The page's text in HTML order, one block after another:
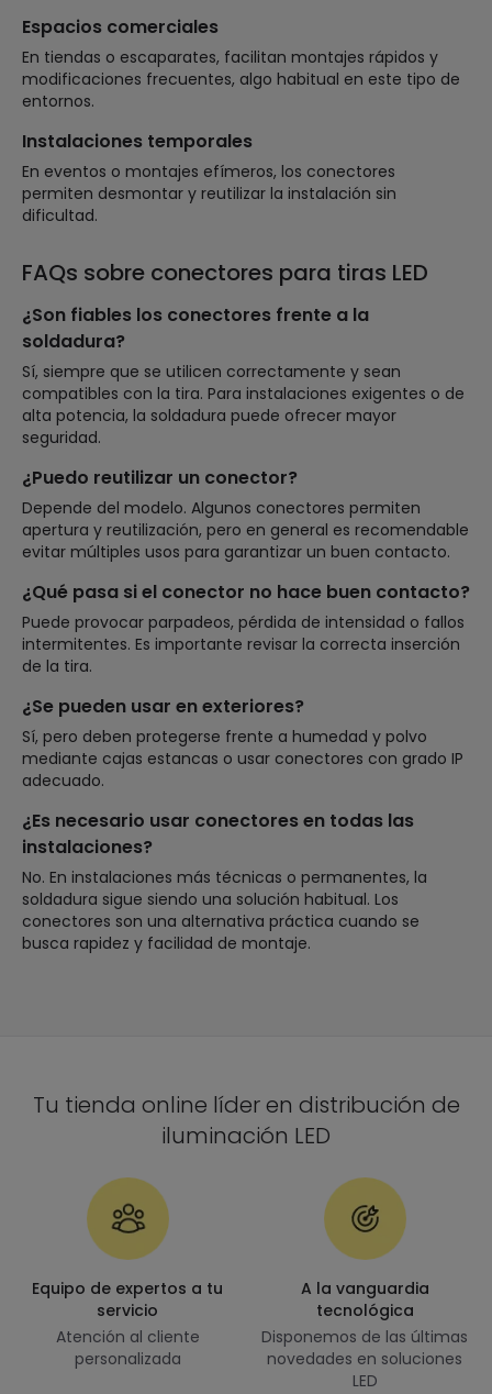
Espacios comerciales
En tiendas o escaparates, facilitan montajes rápidos y
modificaciones frecuentes, algo habitual en este tipo de
entornos.
Instalaciones temporales
En eventos o montajes efímeros, los conectores
permiten desmontar y reutilizar la instalación sin
dificultad.
FAQs sobre conectores para tiras LED
¿Son fiables los conectores frente a la
soldadura?
Sí, siempre que se utilicen correctamente y sean
compatibles con la tira. Para instalaciones exigentes o de
alta potencia, la soldadura puede ofrecer mayor
seguridad.
¿Puedo reutilizar un conector?
Depende del modelo. Algunos conectores permiten
apertura y reutilización, pero en general es recomendable
evitar múltiples usos para garantizar un buen contacto.
¿Qué pasa si el conector no hace buen contacto?
Puede provocar parpadeos, pérdida de intensidad o fallos
intermitentes. Es importante revisar la correcta inserción
de la tira.
¿Se pueden usar en exteriores?
Sí, pero deben protegerse frente a humedad y polvo
mediante cajas estancas o usar conectores con grado IP
adecuado.
¿Es necesario usar conectores en todas las
instalaciones?
No. En instalaciones más técnicas o permanentes, la
soldadura sigue siendo una solución habitual. Los
conectores son una alternativa práctica cuando se
busca rapidez y facilidad de montaje.
Tu tienda online líder en distribución de
iluminación LED
Equipo de expertos a tu
servicio
Atención al cliente
personalizada
A la vanguardia
tecnológica
Disponemos de las últimas
novedades en soluciones
LED